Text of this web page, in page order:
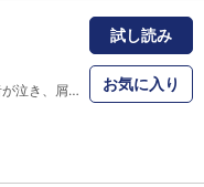
ネオンが落とす闇の中、弱者が泣き、屑が笑う…。そんな街の片隅で、語り継がれる勝負が生まれる!! 勝ち続ける背中がある─────!! 男の名は、黒沢義明!! 通り名は麻雀職人!!
試し読み
お気に入り